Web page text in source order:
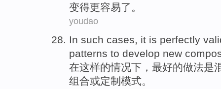
变得更容易了。
youdao
In such cases , it is perfectly
patterns to develop new
在这样的情况下 ，最好的做法是
组合或定制模式。